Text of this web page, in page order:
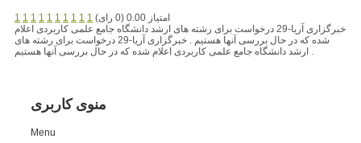
1 1 1 1 1 1 1 1 1 1
امتیاز 0.00 (0 رای)
خبرگزاری آریا-29 درخواست برای رشته های ارشد دانشگاه جامع علمی کاربردی اعلام
شده که در حال بررسی آنها هستیم . خبرگزاری آریا-29 درخواست برای رشته های
ارشد دانشگاه جامع علمی کاربردی اعلام شده که در حال بررسی آنها هستیم .
منوی کاربری
Menu